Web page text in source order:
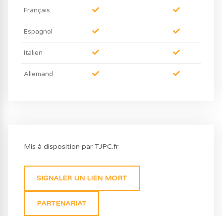
Français
Espagnol
Italien
Allemand
Mis à disposition par TJPC.fr
SIGNALER UN LIEN MORT
PARTENARIAT